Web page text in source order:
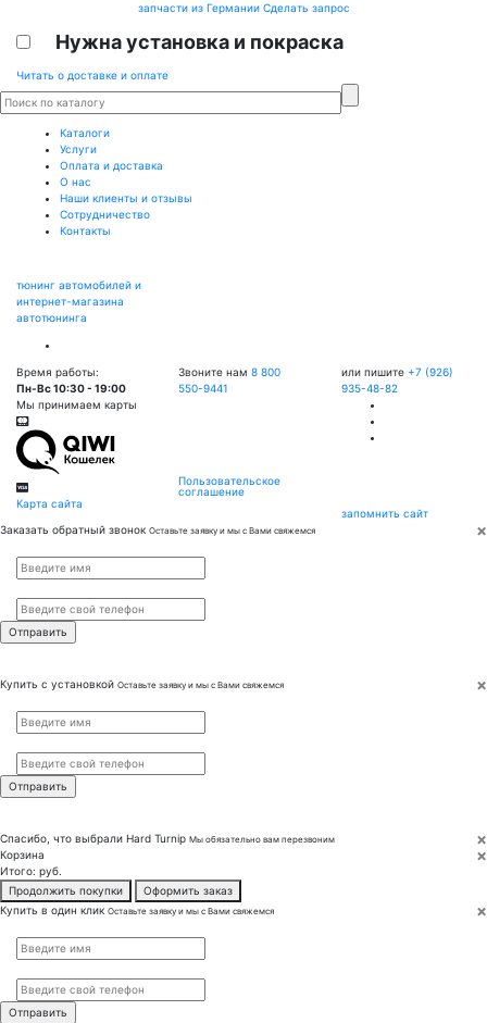
запчасти из Германии Сделать запрос
Нужна установка и покраска
Читать о доставке и оплате
Каталоги
Услуги
Оплата и доставка
О нас
Наши клиенты и отзывы
Сотрудничество
Контакты
тюнинг автомобилей и
интернет-магазина
автотюнинга
Время работы:
Пн-Вс 10:30 - 19:00
Мы принимаем карты
Карта сайта
Звоните нам 8 800
550-9441
Пользовательское
соглашение
или пишите +7 (926)
935-48-82
запомнить сайт
×
Заказать обратный звонок Оставьте заявку и мы с Вами свяжемся
×
Купить с установкой Оставьте заявку и мы с Вами свяжемся
×
Спасибо, что выбрали Hard Turnip Мы обязательно вам перезвоним
×
Корзина
Итого: руб.
Продолжить покупки
Оформить заказ
×
Купить в один клик Оставьте заявку и мы с Вами свяжемся